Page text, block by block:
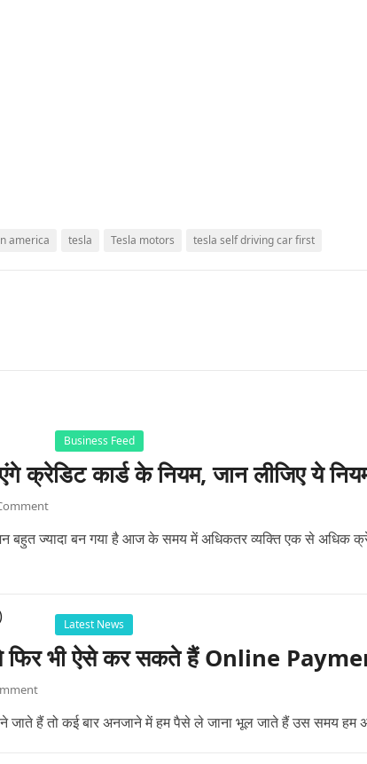
america tesla Tesla motors tesla self driving car first
Business Feed
क्रेडिट कार्ड के नियम, जान लीजिए ये
ज्यादा बन गया है आज के समय में अधिकतर व्यक्ति एक से अधिक
Latest News
फिर भी ऐसे कर सकते हैं Online
जाते हैं तो कई बार अनजाने में हम पैसे ले जाना भूल जाते हैं उस समय हम